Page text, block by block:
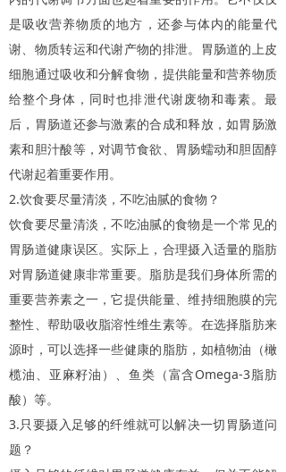
是吸收营养物质的地方，还参与体内的能量代
谢、物质转运和代谢产物的排泄。胃肠道的上皮
细胞通过吸收和分解食物，提供能量和营养物质
给整个身体，同时也排泄代谢废物和毒素。最
后，胃肠道还参与激素的合成和释放，如胃肠激
素和胆汁酸等，对调节食欲、胃肠蠕动和胆固醇
代谢起着重要作用。
2.饮食要尽量清淡，不吃油腻的食物？
饮食要尽量清淡，不吃油腻的食物是一个常见的
胃肠道健康误区。实际上，合理摄入适量的脂肪
对胃肠道健康非常重要。脂肪是我们身体所需的
重要营养素之一，它提供能量、维持细胞膜的完
整性、帮助吸收脂溶性维生素等。在选择脂肪来
源时，可以选择一些健康的脂肪，如植物油（橄
榄油、亚麻籽油）、鱼类（富含 Omega-3脂肪
酸）等。
3.只要摄入足够的纤维就可以解决一切胃肠道问
题？